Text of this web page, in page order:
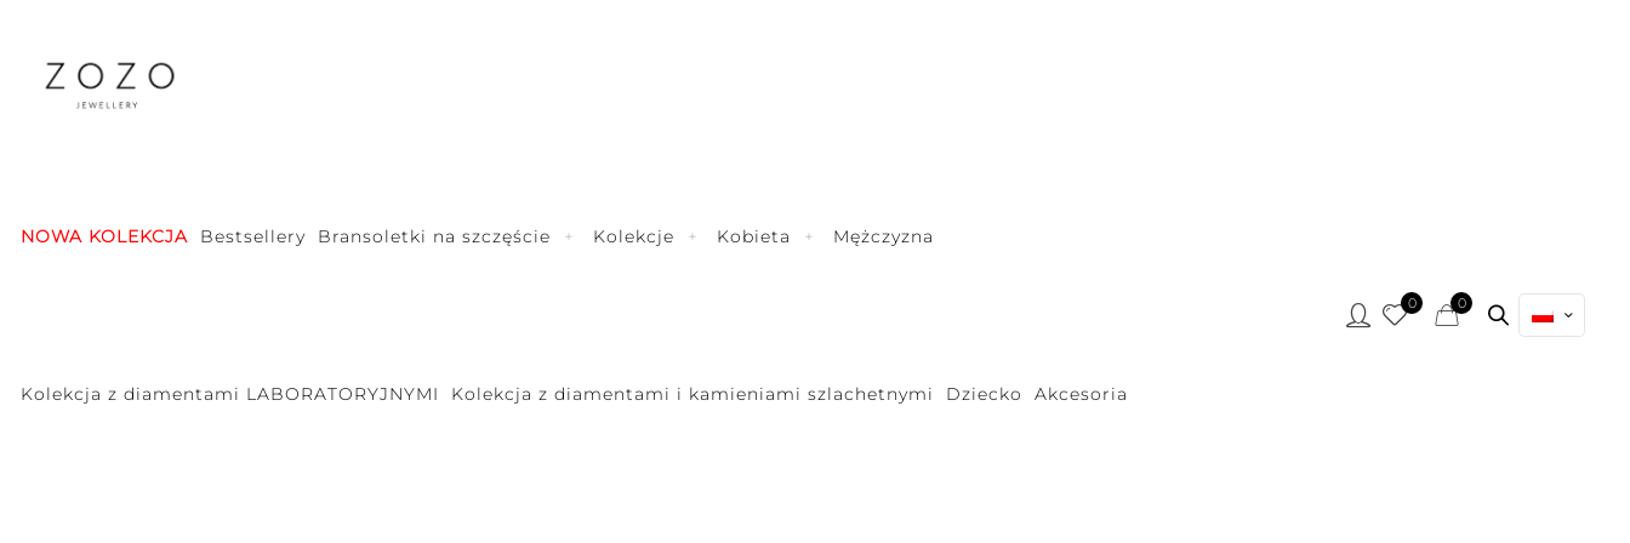
NOWA KOLEKCJA Bestsellery Bransoletki na szczęście Kolekcje Kobieta Mężczyzna
Kolekcja z diamentami LABORATORYJNYMI Kolekcja z diamentami i kamieniami szlachetnymi Dziecko Akcesoria
0 0